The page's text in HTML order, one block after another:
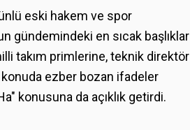
eski hakem ve spor
gündemindeki en sıcak başlıklar
takım primlerine, teknik direktör
ezber bozan ifadeler
konusuna da açıklık getirdi.